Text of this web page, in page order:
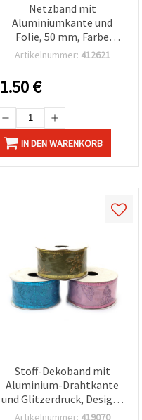
Netzband mit
Aluminiumkante und
Folie, 50 mm, Farbe
Zyklam, ca. 2,7 m
Artikelnummer: 412621
1.50€
IN DEN WARENKORB
Stoff-Dekoband mit
Aluminium-Drahtkante
und Glitzerdruck, Designs
gemischt, 38 mm x 2,70 m
Artikelnummer: 419070